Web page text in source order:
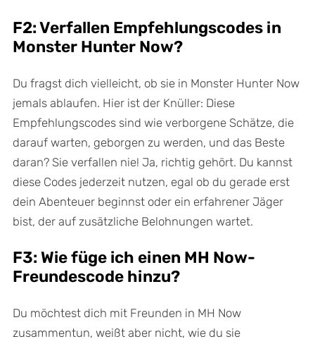
F2: Verfallen Empfehlungscodes in
Monster Hunter Now?
Du fragst dich vielleicht, ob sie in Monster Hunter Now
jemals ablaufen. Hier ist der Knüller: Diese
Empfehlungscodes sind wie verborgene Schätze, die
darauf warten, geborgen zu werden, und das Beste
daran? Sie verfallen nie! Ja, richtig gehört. Du kannst
diese Codes jederzeit nutzen, egal ob du gerade erst
dein Abenteuer beginnst oder ein erfahrener Jäger
bist, der auf zusätzliche Belohnungen wartet.
F3: Wie füge ich einen MH Now-
Freundescode hinzu?
Du möchtest dich mit Freunden in MH Now
zusammentun, weißt aber nicht, wie du sie